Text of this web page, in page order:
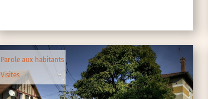
Parole aux habitants
Visites